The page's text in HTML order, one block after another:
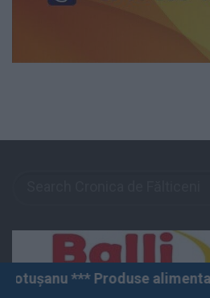
alimentare și